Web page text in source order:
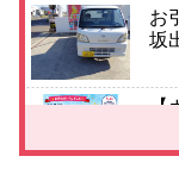
お
坂
【